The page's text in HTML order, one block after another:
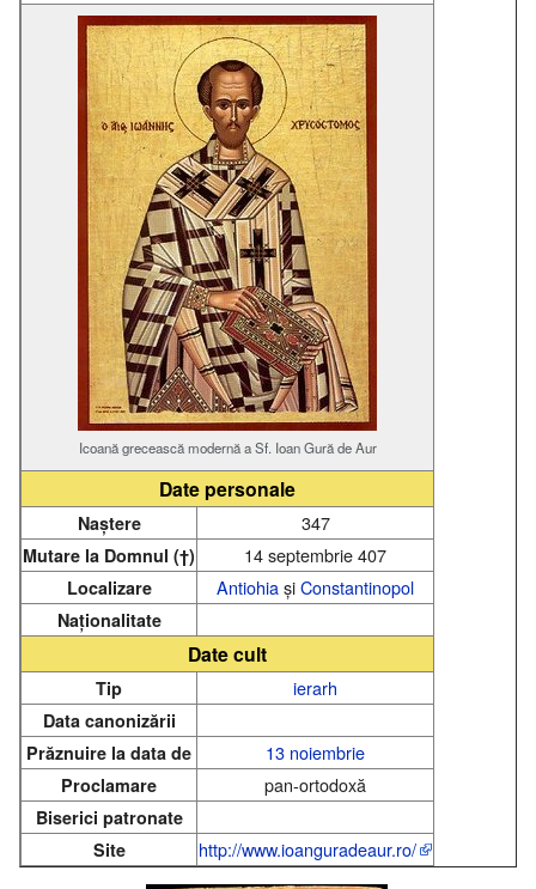
Icoană grecească modernă a Sf. Ioan Gură de Aur
Date personale
Naștere 347
Mutare la Domnul (†) 14 septembrie 407
Localizare AntiohiașiConstantinopol
Naționalitate
Date cult
Tip ierarh
Data canonizării
Prăznuire la data de
13 noiembrie
Proclamare pan-ortodoxă
Biserici patronate
Site
http://www.ioanguradeaur.ro/